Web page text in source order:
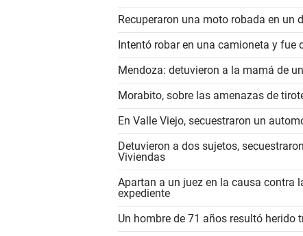
Recuperaron una moto robada en un
Intentó robar en una camioneta y fue
Mendoza: detuvieron a la mamá de
Morabito, sobre las amenazas de
En Valle Viejo, secuestraron un
Detuvieron a dos sujetos,
Viviendas
Apartan a un juez en la causa contra
expediente
Un hombre de 71 años resultó herido